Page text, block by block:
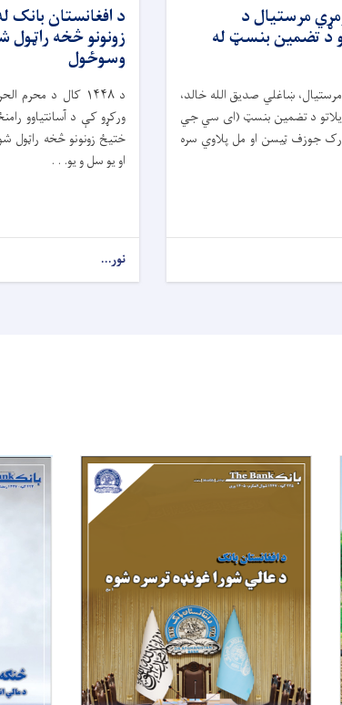
مرستیال د
د تضمین بنسټ له
ښاغلي صدیق الله خالد،
د تضمین بنسټ (ای سي جي
جوزف ټیسن او مل پلاوي سره
د افغانستان
زونونو څخه
وسوځول
د۱۴۴۸ کال د محرم
ورکړو کې د آسانتیاوو
ختیځ زونونو څخه راټول
او یو سل و یو. . .
نور...